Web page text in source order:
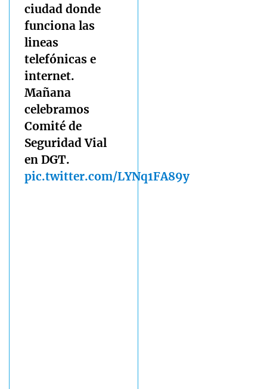
ciudad donde
funciona las
lineas
telefónicas e
internet.
Mañana
celebramos
Comité de
Seguridad Vial
en DGT.
pic.twitter.com/LYNq1FA89y